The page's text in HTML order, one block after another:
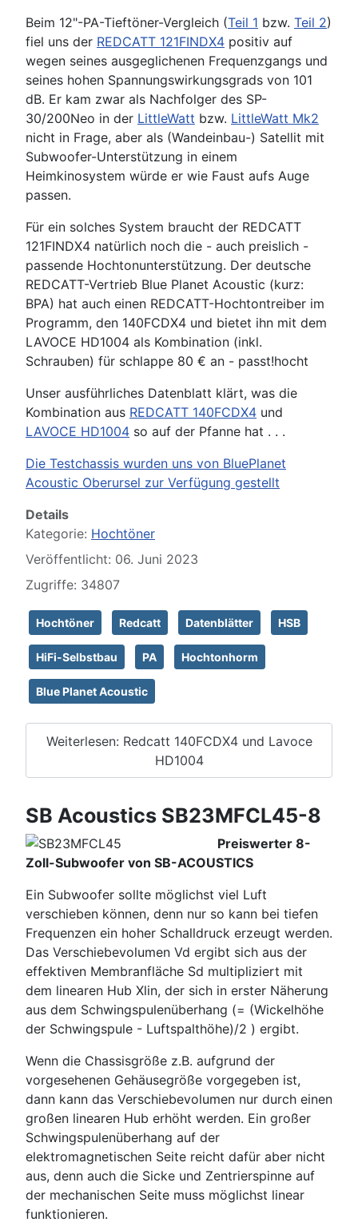
Beim 12"-PA-Tieftöner-Vergleich (Teil 1 bzw. Teil 2)
fiel uns der REDCATT 121FINDX4 positiv auf
wegen seines ausgeglichenen Frequenzgangs und
seines hohen Spannungswirkungsgrads von 101
dB. Er kam zwar als Nachfolger des SP-
30/200Neo in der LittleWatt bzw. LittleWatt Mk2
nicht in Frage, aber als (Wandeinbau-) Satellit mit
Subwoofer-Unterstützung in einem
Heimkinosystem würde er wie Faust aufs Auge
passen.
Für ein solches System braucht der REDCATT
121FINDX4 natürlich noch die - auch preislich -
passende Hochtonunterstützung. Der deutsche
REDCATT-Vertrieb Blue Planet Acoustic (kurz:
BPA) hat auch einen REDCATT-Hochtontreiber im
Programm, den 140FCDX4 und bietet ihn mit dem
LAVOCE HD1004 als Kombination (inkl.
Schrauben) für schlappe 80 € an - passt!hocht
Unser ausführliches Datenblatt klärt, was die
Kombination aus REDCATT 140FCDX4 und
LAVOCE HD1004 so auf der Pfanne hat . . .
Die Testchassis wurden uns von BluePlanet
Acoustic Oberursel zur Verfügung gestellt
Details
Kategorie: Hochtöner
Veröffentlicht: 06. Juni 2023
Zugriffe: 34807
Hochtöner Redcatt Datenblätter HSB
HiFi-Selbstbau PA Hochtonhorm
Blue Planet Acoustic
Weiterlesen: Redcatt 140FCDX4 und Lavoce
HD1004
SB Acoustics SB23MFCL45-8
Preiswerter 8-
Zoll-Subwoofer von SB-ACOUSTICS
Ein Subwoofer sollte möglichst viel Luft
verschieben können, denn nur so kann bei tiefen
Frequenzen ein hoher Schalldruck erzeugt werden.
Das Verschiebevolumen Vd ergibt sich aus der
effektiven Membranfläche Sd multipliziert mit
dem linearen Hub Xlin, der sich in erster Näherung
aus dem Schwingspulenüberhang (= (Wickelhöhe
der Schwingspule - Luftspalthöhe)/2 ) ergibt.
Wenn die Chassisgröße z.B. aufgrund der
vorgesehenen Gehäusegröße vorgegeben ist,
dann kann das Verschiebevolumen nur durch einen
großen linearen Hub erhöht werden. Ein großer
Schwingspulenüberhang auf der
elektromagnetischen Seite reicht dafür aber nicht
aus, denn auch die Sicke und Zentrierspinne auf
der mechanischen Seite muss möglichst linear
funktionieren.